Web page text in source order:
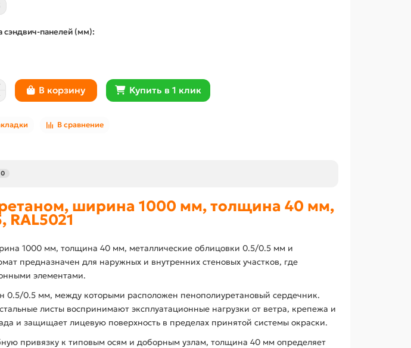
сэндвич-панелей (мм):
В корзину Купить в 1 клик
В сравнение
0
ширина 1000 мм, толщина 40 мм,
RAL5021
1000 мм, толщина 40 мм, металлические облицовки 0.5/0.5 мм и
предназначен для наружных и внутренних стеновых участков, где
элементами.
0.5/0.5 мм, между которыми расположен пенополиуретановый сердечник.
листы воспринимают эксплуатационные нагрузки от ветра, крепежа и
и защищает лицевую поверхность в пределах принятой системы окраски.
привязку к типовым осям и доборным узлам, толщина 40 мм определяет